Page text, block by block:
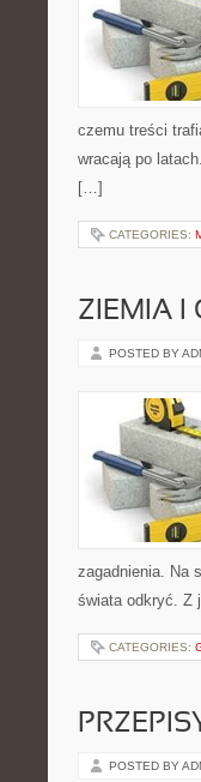
czemu treści
wracają po
[…]
CATEGORIES:
ZIEMIA I
POSTED BY
zagadnienia. Na
świata odkryć. Z
CATEGORIES:
POSTED BY